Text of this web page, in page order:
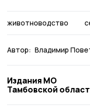
животноводство
Автор: Владимир
Издания МО
Тамбовской